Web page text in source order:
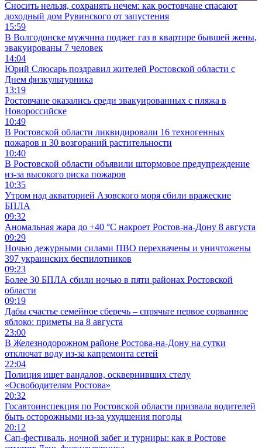
Сносить нельзя, сохранять нечем: как ростовчане спасают
доходный дом Рувинского от запустения
15:59
В Волгодонске мужчина поджег газ в квартире бывшей жены,
эвакуированы 7 человек
14:04
Юрий Слюсарь поздравил жителей Ростовской области с
Днем физкультурника
13:19
Ростовчане оказались среди эвакуированных с пляжа в
Новороссийске
10:49
В Ростовской области ликвидировали 16 техногенных
пожаров и 30 возгораний растительности
10:40
В Ростовской области объявили штормовое предупреждение
из-за высокого риска пожаров
10:35
Утром над акваторией Азовского моря сбили вражеские
БПЛА
09:32
Аномальная жара до +40 °C накроет Ростов-на-Дону 8 августа
09:29
Ночью дежурными силами ПВО перехвачены и уничтожены
397 украинских беспилотников
09:23
Более 30 БПЛА сбили ночью в пяти районах Ростовской
области
09:19
Дабы счастье семейное сберечь – спрячьте первое сорванное
яблоко: приметы на 8 августа
23:00
В Железнодорожном районе Ростова-на-Дону на сутки
отключат воду из-за капремонта сетей
22:04
Полиция ищет вандалов, осквернивших стелу
«Освободителям Ростова»
20:32
Госавтоинспекция по Ростовской области призвала водителей
быть осторожными из-за ухудшения погоды
20:12
Сап-фестиваль, ночной забег и турниры: как в Ростове